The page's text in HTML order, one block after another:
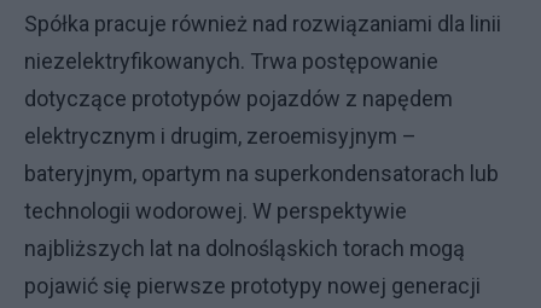
Spółka pracuje również nad rozwiązaniami dla linii
niezelektryfikowanych. Trwa postępowanie
dotyczące prototypów pojazdów z napędem
elektrycznym i drugim, zeroemisyjnym –
bateryjnym, opartym na superkondensatorach lub
technologii wodorowej. W perspektywie
najbliższych lat na dolnośląskich torach mogą
pojawić się pierwsze prototypy nowej generacji